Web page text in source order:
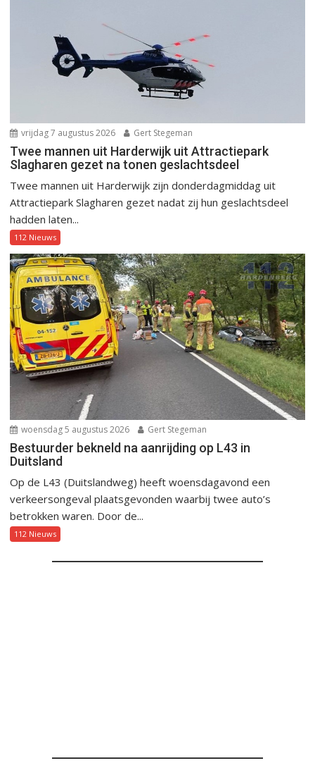
vrijdag 7 augustus 2026 Gert Stegeman
Twee mannen uit Harderwijk uit Attractiepark
Slagharen gezet na tonen geslachtsdeel
Twee mannen uit Harderwijk zijn donderdagmiddag uit
Attractiepark Slagharen gezet nadat zij hun geslachtsdeel
hadden laten...
112 Nieuws
woensdag 5 augustus 2026 Gert Stegeman
Bestuurder bekneld na aanrijding op L43 in
Duitsland
Op de L43 (Duitslandweg) heeft woensdagavond een
verkeersongeval plaatsgevonden waarbij twee auto’s
betrokken waren. Door de...
112 Nieuws